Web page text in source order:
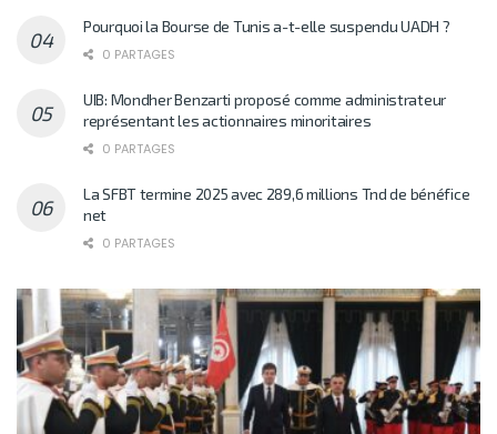
Pourquoi la Bourse de Tunis a-t-elle suspendu UADH ?
0 PARTAGES
UIB: Mondher Benzarti proposé comme administrateur
représentant les actionnaires minoritaires
0 PARTAGES
La SFBT termine 2025 avec 289,6 millions Tnd de bénéfice
net
0 PARTAGES